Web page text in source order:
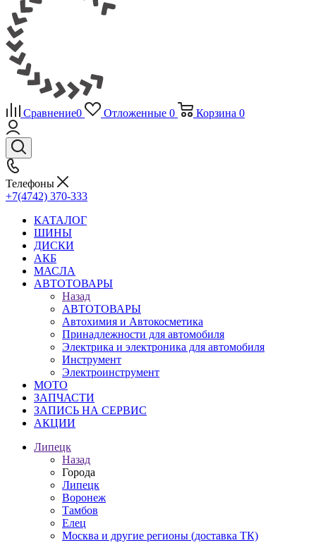
Сравнение0 Отложенные 0 Корзина 0
Телефоны
+7(4742) 370-333
КАТАЛОГ
ШИНЫ
ДИСКИ
АКБ
МАСЛА
АВТОТОВАРЫ
Назад
АВТОТОВАРЫ
Автохимия и Автокосметика
Принадлежности для автомобиля
Электрика и электроника для автомобиля
Инструмент
Электроинструмент
МОТО
ЗАПЧАСТИ
ЗАПИСЬ НА СЕРВИС
АКЦИИ
Липецк
Назад
Города
Липецк
Воронеж
Тамбов
Елец
Москва и другие регионы (доставка ТК)